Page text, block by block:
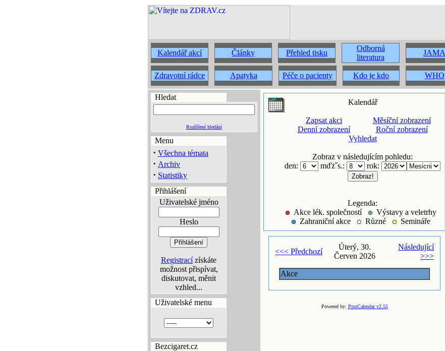
Kalendář akcí Články Přehled tisku
Odborná
literatura
JAMA
Zdravotní rádce Apatyka Péče o pacienty Kdo je kdo WHO
Hledat
Rozšířené hledání
Menu
· Všechna témata
· Archiv
· Statistiky
Přihlášení
Uživatelské jméno
Heslo
Registracízískáte
možnost přispívat,
diskutovat, měnit
vzhled...
Uživatelské menu
Bezcigaret.cz
Kalendář
Zapsat akci
Denní zobrazení
Měsíční zobrazení
Roční zobrazení
Vyhledat
Zobraz v následujícím pohledu:
den:
mďż˝s.: rok:
Legenda:
Akce lék. společností
Výstavy a veletrhy
Zahraniční akce
Různé Semináře
<<< Předchozí
Úterý, 30.
Červen 2026
Následující
>>>
Akce
Powered by: PostCalendar v2.55